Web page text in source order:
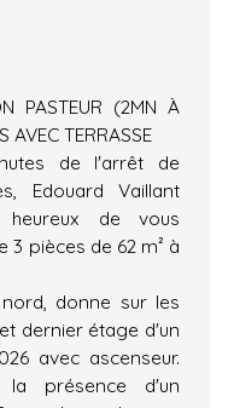
PASTEUR (2MN À
AVEC TERRASSE
de l'arrêt de
Edouard Vaillant
de vous
pièces de 62 m² à
donne sur les
dernier étage d'un
avec ascenseur.
présence d'un